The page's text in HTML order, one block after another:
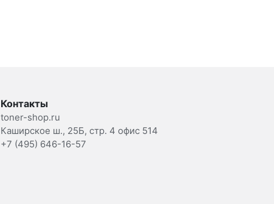
Контакты
toner-shop.ru
Каширское ш., 25Б, стр. 4 офис 514
+7 (495) 646-16-57